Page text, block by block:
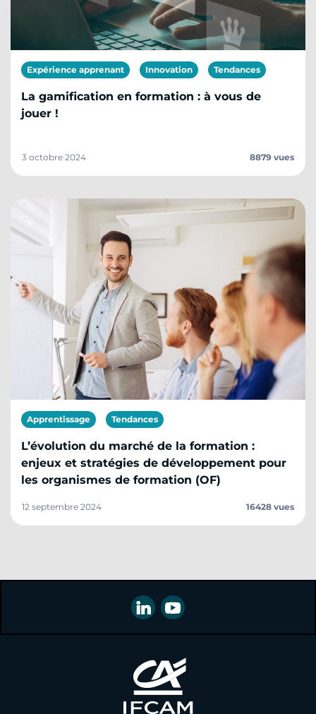
Expérience apprenant Innovation Tendances
La gamification en formation : à vous de
jouer !
3 octobre 2024 8879 vues
Apprentissage Tendances
L’évolution du marché de la formation :
enjeux et stratégies de développement pour
les organismes de formation (OF)
12 septembre 2024 16428 vues